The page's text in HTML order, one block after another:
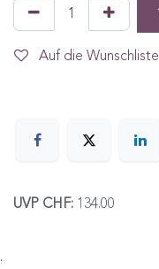
Auf die Wunschliste
UVP CHF: 134.00
.